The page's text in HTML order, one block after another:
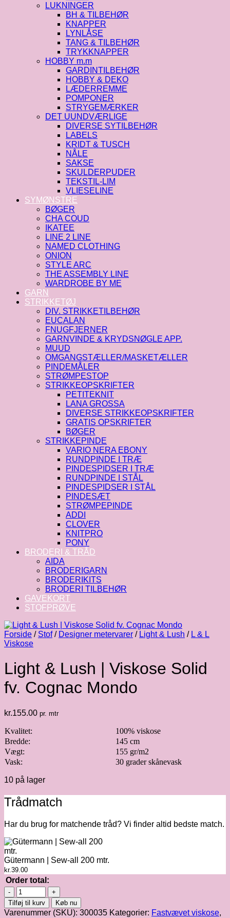
LUKNINGER
BH & TILBEHØR
KNAPPER
LYNLÅSE
TANG & TILBEHØR
TRYKKNAPPER
HOBBY m.m
GARDINTILBEHØR
HOBBY & DEKO
LÆDERREMME
POMPONER
STRYGEMÆRKER
DET UUNDVÆRLIGE
DIVERSE SYTILBEHØR
LABELS
KRIDT & TUSCH
NÅLE
SAKSE
SKULDERPUDER
TEKSTIL-LIM
VLIESELINE
SYMØNSTRE
BØGER
CHA COUD
IKATEE
LINE 2 LINE
NAMED CLOTHING
ONION
STYLE ARC
THE ASSEMBLY LINE
WARDROBE BY ME
GARN
STRIKKETØJ
DIV. STRIKKETILBEHØR
EUCALAN
FNUGFJERNER
GARNVINDE & KRYDSNØGLE APP.
MUUD
OMGANGSTÆLLER/MASKETÆLLER
PINDEMÅLER
STRØMPESTOP
STRIKKEOPSKRIFTER
PETITEKNIT
LANA GROSSA
DIVERSE STRIKKEOPSKRIFTER
GRATIS OPSKRIFTER
BØGER
STRIKKEPINDE
VARIO NERA EBONY
RUNDPINDE I TRÆ
PINDESPIDSER I TRÆ
RUNDPINDE I STÅL
PINDESPIDSER I STÅL
PINDESÆT
STRØMPEPINDE
ADDI
CLOVER
KNITPRO
PONY
BRODERI & TRÅD
AIDA
BRODERIGARN
BRODERIKITS
BRODERI TILBEHØR
GAVEKORT
STOFPRØVE
Forside / Stof / Designer metervarer / Light & Lush / L & L
Viskose
Light & Lush | Viskose Solid
fv. Cognac Mondo
kr.155.00 pr. mtr
Kvalitet:
100% viskose
Bredde:
145 cm
Vægt:
155 gr/m2
Vask:
30 grader skånevask
10 på lager
Trådmatch
Har du brug for matchende tråd? Vi finder altid bedste match.
Gütermann | Sew-all 200 mtr.
kr.39.00
Order total:
Light
&
Lush
Tilføj til kurv Køb nu
Varenummer (SKU): 300035 Kategorier: Fastvævet viskose,